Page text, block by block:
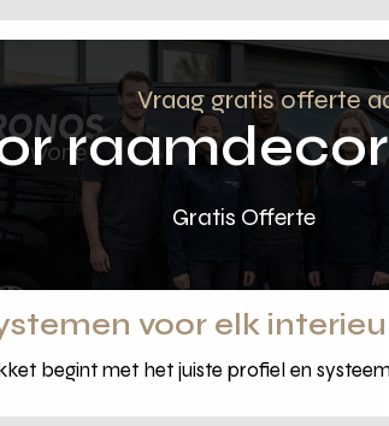
Vraag gratis offerte
Gratis Offerte
voor elk
begint met het juiste profiel en